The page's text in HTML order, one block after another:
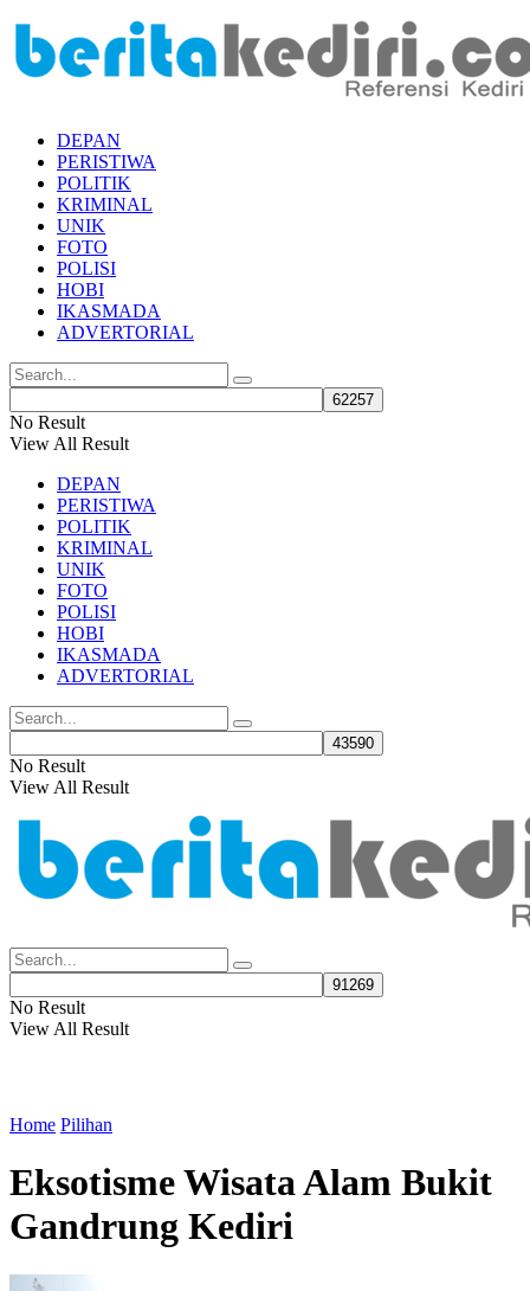
DEPAN
PERISTIWA
POLITIK
KRIMINAL
UNIK
FOTO
POLISI
HOBI
IKASMADA
ADVERTORIAL
No Result
View All Result
DEPAN
PERISTIWA
POLITIK
KRIMINAL
UNIK
FOTO
POLISI
HOBI
IKASMADA
ADVERTORIAL
No Result
View All Result
No Result
View All Result
Home Pilihan
Eksotisme Wisata Alam Bukit
Gandrung Kediri